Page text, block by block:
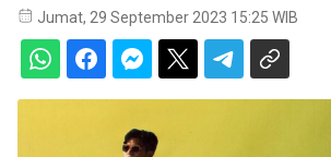
Jumat, 29 September 2023 15:25 WIB